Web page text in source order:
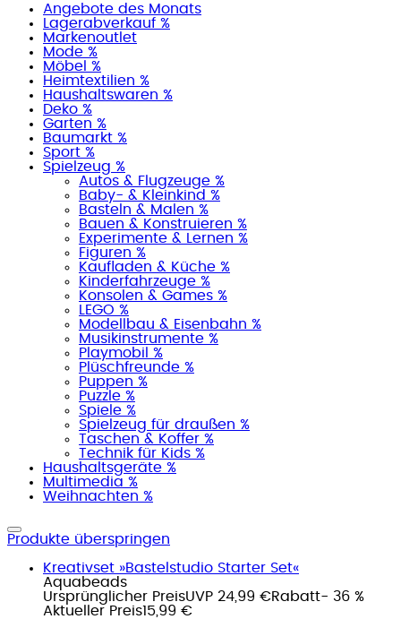
Angebote des Monats
Lagerabverkauf %
Markenoutlet
Mode %
Möbel %
Heimtextilien %
Haushaltswaren %
Deko %
Garten %
Baumarkt %
Sport %
Spielzeug %
Autos & Flugzeuge %
Baby- & Kleinkind %
Basteln & Malen %
Bauen & Konstruieren %
Experimente & Lernen %
Figuren %
Kaufladen & Küche %
Kinderfahrzeuge %
Konsolen & Games %
LEGO %
Modellbau & Eisenbahn %
Musikinstrumente %
Playmobil %
Plüschfreunde %
Puppen %
Puzzle %
Spiele %
Spielzeug für draußen %
Taschen & Koffer %
Technik für Kids %
Haushaltsgeräte %
Multimedia %
Weihnachten %
Produkte überspringen
Kreativset »Bastelstudio Starter Set«
Aquabeads
Ursprünglicher PreisUVP 24,99 €Rabatt- 36 %
Aktueller Preis15,99 €